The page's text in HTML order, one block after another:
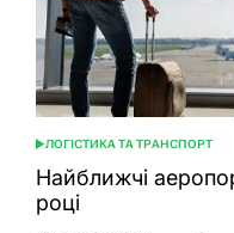
ОПУБЛІКУВАТИ
У
ЛОГІСТИКА ТА ТРАНСПОРТ
Найближчі
році